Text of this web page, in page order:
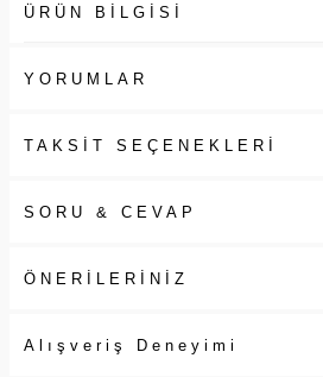
ÜRÜN BİLGİSİ
YORUMLAR
TAKSİT SEÇENEKLERİ
SORU & CEVAP
ÖNERİLERİNİZ
Alışveriş Deneyimi